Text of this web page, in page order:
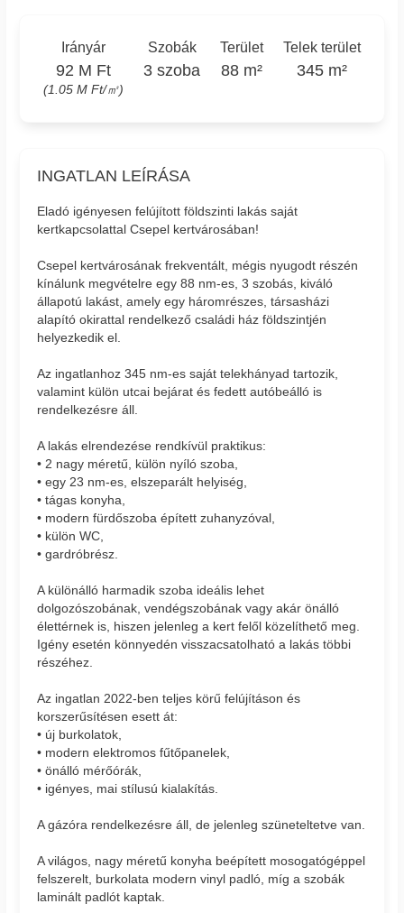
Irányár
92 M Ft
(1.05 M Ft/㎡)
Szobák
3 szoba
Terület
88 m²
Telek terület
345 m²
INGATLAN LEÍRÁSA
Eladó igényesen felújított földszinti lakás saját
kertkapcsolattal Csepel kertvárosában!
Csepel kertvárosának frekventált, mégis nyugodt részén
kínálunk megvételre egy 88 nm-es, 3 szobás, kiváló
állapotú lakást, amely egy háromrészes, társasházi
alapító okirattal rendelkező családi ház földszintjén
helyezkedik el.
Az ingatlanhoz 345 nm-es saját telekhányad tartozik,
valamint külön utcai bejárat és fedett autóbeálló is
rendelkezésre áll.
A lakás elrendezése rendkívül praktikus:
• 2 nagy méretű, külön nyíló szoba,
• egy 23 nm-es, elszeparált helyiség,
• tágas konyha,
• modern fürdőszoba épített zuhanyzóval,
• külön WC,
• gardróbrész.
A különálló harmadik szoba ideális lehet
dolgozószobának, vendégszobának vagy akár önálló
élettérnek is, hiszen jelenleg a kert felől közelíthető meg.
Igény esetén könnyedén visszacsatolható a lakás többi
részéhez.
Az ingatlan 2022-ben teljes körű felújításon és
korszerűsítésen esett át:
• új burkolatok,
• modern elektromos fűtőpanelek,
• önálló mérőórák,
• igényes, mai stílusú kialakítás.
A gázóra rendelkezésre áll, de jelenleg szüneteltetve van.
A világos, nagy méretű konyha beépített mosogatógéppel
felszerelt, burkolata modern vinyl padló, míg a szobák
laminált padlót kaptak.